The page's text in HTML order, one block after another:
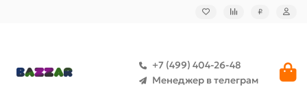
₽
+7 (499) 404-26-48
Менеджер в телеграм